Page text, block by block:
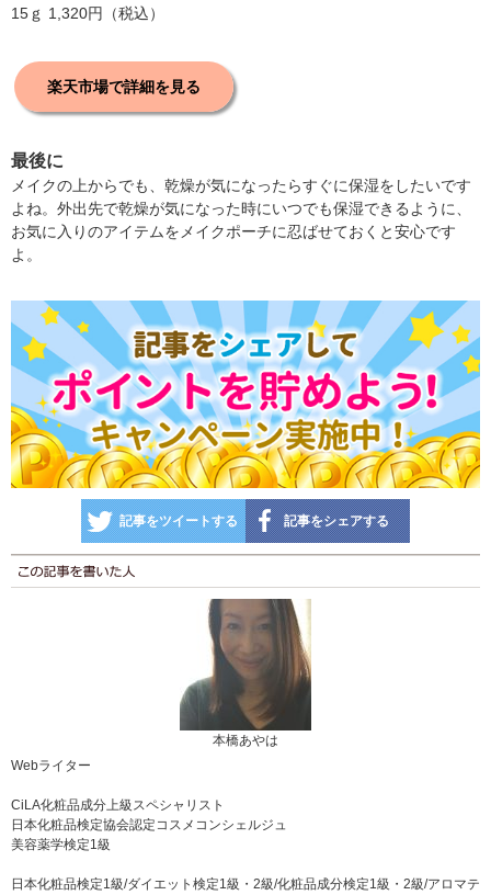
15ｇ 1,320円（税込）
楽天市場で詳細を見る
最後に
メイクの上からでも、乾燥が気になったらすぐに保湿をしたいです
よね。外出先で乾燥が気になった時にいつでも保湿できるように、
お気に入りのアイテムをメイクポーチに忍ばせておくと安心です
よ。
記事をツイートする 記事をシェアする
本橋あやは
Webライター
CiLA化粧品成分上級スペシャリスト
日本化粧品検定協会認定コスメコンシェルジュ
美容薬学検定1級
日本化粧品検定1級/ダイエット検定1級・2級/化粧品成分検定1級・2級/アロマテ